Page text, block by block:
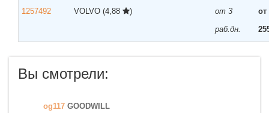
1257492 VOLVO (4,88 )
от 3
раб.дн.
от
Вы смотрели:
og117 GOODWILL